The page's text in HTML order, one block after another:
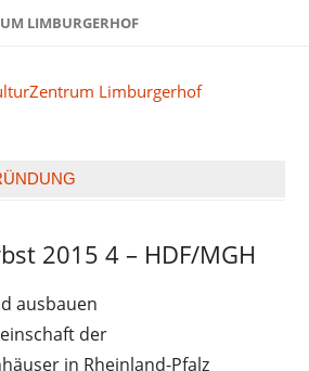
LIMBURGERHOF
2015 4 – HDF/MGH
ausbauen
der
in Rheinland-Pfalz